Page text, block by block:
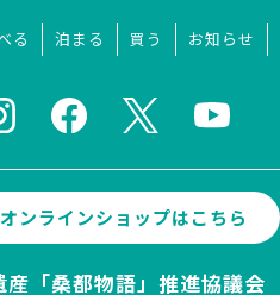
る 泊まる 買う お知らせ
ンラインショップはこちら
産「桑都物語」推進協議会